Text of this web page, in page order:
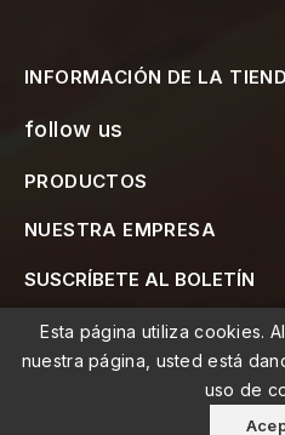
INFORMACIÓN DE LA
follow us
Esta página utiliza cookies.
nuestra página, usted está
uso de
PRODUCTOS
NUESTRA EMPRESA
SUSCRÍBETE AL BOLETÍN
© 2026 - MEMO, Soluções